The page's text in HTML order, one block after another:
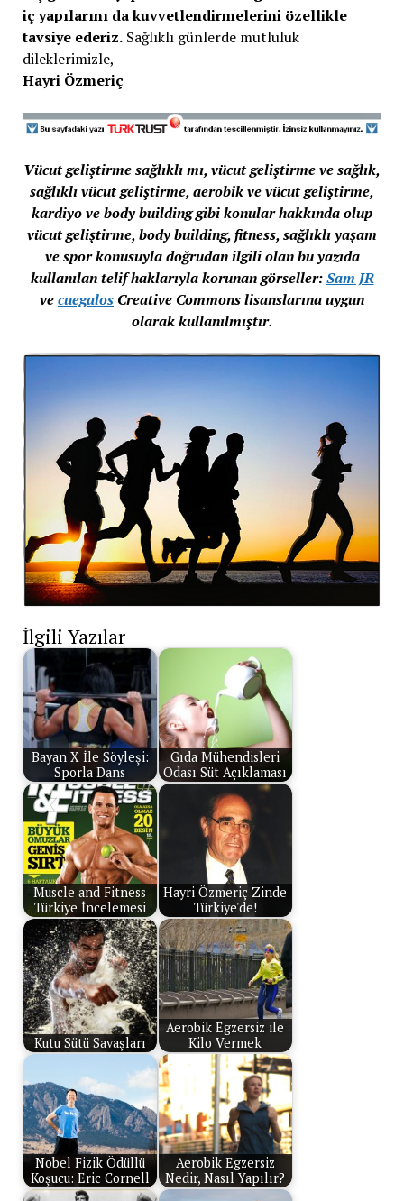
iç yapılarını da kuvvetlendirmelerini özellikle
tavsiye ederiz.Sağlıklı günlerde mutluluk
dileklerimizle,
Hayri Özmeriç
Vücut geliştirme sağlıklı mı, vücut geliştirme ve sağlık,
sağlıklı vücut geliştirme, aerobik ve vücut geliştirme,
kardiyo ve body building gibi konular hakkında olup
vücut geliştirme, body building, fitness, sağlıklı yaşam
ve spor konusuyla doğrudan ilgili olan bu yazıda
kullanılan telif haklarıyla korunan görseller:Sam JR
vecuegalos Creative Commons lisanslarına uygun
olarak kullanılmıştır.
İlgili Yazılar
Bayan X İle Söyleşi:
Sporla Dans
Gıda Mühendisleri
Odası Süt Açıklaması
Muscle and Fitness
Türkiye İncelemesi
Hayri Özmeriç Zinde
Türkiye'de!
Kutu Sütü Savaşları
Aerobik Egzersiz ile
Kilo Vermek
Nobel Fizik Ödüllü
Koşucu: Eric Cornell
Aerobik Egzersiz
Nedir, Nasıl Yapılır?